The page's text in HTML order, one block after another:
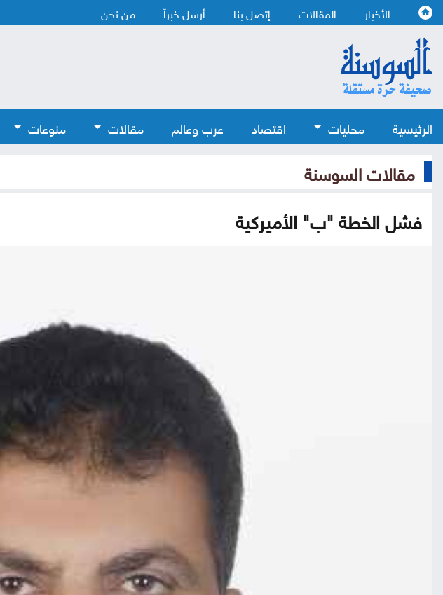
الأخبار المقالات إتصل بنا أرسل خبراً من نحن
الرئيسية محليات اقتصاد عرب وعالم مقالات منوعات
مقالات السوسنة
فشل الخطة "ب" الأميركية